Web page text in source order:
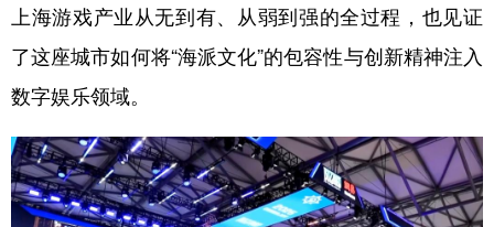
上海游戏产业从无到有、从弱到强的全过程，也见证
了这座城市如何将“海派文化”的包容性与创新精神注入
数字娱乐领域。